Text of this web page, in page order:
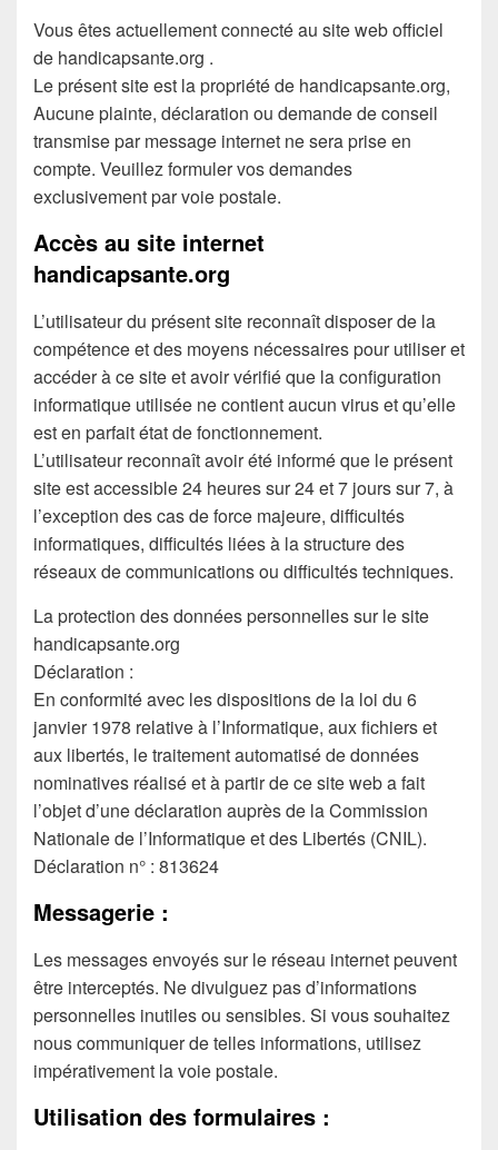
e
b
o
o
k
Vous êtes actuellement connecté au site web officiel
de handicapsante.org .
Le présent site est la propriété de handicapsante.org,
Aucune plainte, déclaration ou demande de conseil
transmise par message internet ne sera prise en
compte. Veuillez formuler vos demandes
exclusivement par voie postale.
Accès au site internet
handicapsante.org
L’utilisateur du présent site reconnaît disposer de la
compétence et des moyens nécessaires pour utiliser et
accéder à ce site et avoir vérifié que la configuration
informatique utilisée ne contient aucun virus et qu’elle
est en parfait état de fonctionnement.
L’utilisateur reconnaît avoir été informé que le présent
site est accessible 24 heures sur 24 et 7 jours sur 7, à
l’exception des cas de force majeure, difficultés
informatiques, difficultés liées à la structure des
réseaux de communications ou difficultés techniques.
La protection des données personnelles sur le site
handicapsante.org
Déclaration :
En conformité avec les dispositions de la loi du 6
janvier 1978 relative à l’Informatique, aux fichiers et
aux libertés, le traitement automatisé de données
nominatives réalisé et à partir de ce site web a fait
l’objet d’une déclaration auprès de la Commission
Nationale de l’Informatique et des Libertés (CNIL).
Déclaration n° : 813624
Messagerie :
Les messages envoyés sur le réseau internet peuvent
être interceptés. Ne divulguez pas d’informations
personnelles inutiles ou sensibles. Si vous souhaitez
nous communiquer de telles informations, utilisez
impérativement la voie postale.
Utilisation des formulaires :